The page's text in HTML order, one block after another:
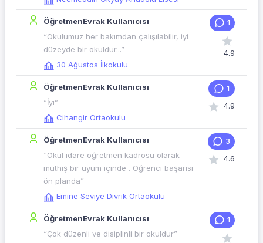
ÖğretmenEvrak Kullanıcısı
“Okulumuz her bakımdan çalışılabilir, iyi
düzeyde bir okuldur...”
30 Ağustos İlkokulu
1
4.9
ÖğretmenEvrak Kullanıcısı
“İyi”
Cihangir Ortaokulu
1
4.9
ÖğretmenEvrak Kullanıcısı
“Okul idare öğretmen kadrosu olarak
müthiş bir uyum içinde . Öğrenci başarısı
ön planda”
Emine Seviye Divrik Ortaokulu
3
4.6
ÖğretmenEvrak Kullanıcısı
“Çok düzenli ve disiplinli bir okuldur”
1